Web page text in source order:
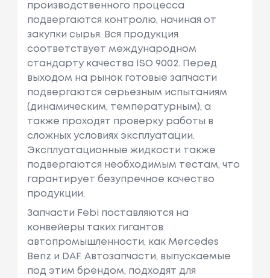
производственного процесса
подвергаются контролю, начиная от
закупки сырья. Вся продукция
соответствует международном
стандарту качества ISO 9002. Перед
выходом на рынок готовые запчасти
подвергаются серьезным испытаниям
(динамическим, температурным), а
также проходят проверку работы в
сложных условиях эксплуатации.
Эксплуатационные жидкости также
подвергаются необходимым тестам, что
гарантирует безупречное качество
продукции.
Запчасти Febi поставляются на
конвейеры таких гигантов
автопромышленности, как Mercedes
Benz и DAF. Автозапчасти, выпускаемые
под этим брендом, подходят для